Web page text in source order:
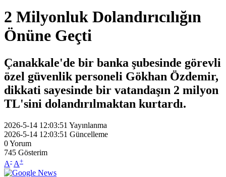
2 Milyonluk Dolandırıcılığın
Önüne Geçti
Çanakkale'de bir banka şubesinde görevli
özel güvenlik personeli Gökhan Özdemir,
dikkati sayesinde bir vatandaşın 2 milyon
TL'sini dolandırılmaktan kurtardı.
2026-5-14 12:03:51 Yayınlanma
2026-5-14 12:03:51 Güncelleme
0Yorum
745 Gösterim
A- A+